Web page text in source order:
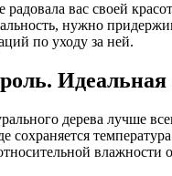
вас своей
нужно
по уходу за ней.
Идеальная
дерева лучше
сохраняется
влажности